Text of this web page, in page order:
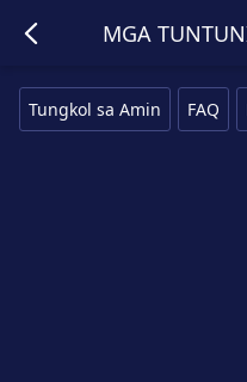
MGA
Tungkol sa Amin FAQ